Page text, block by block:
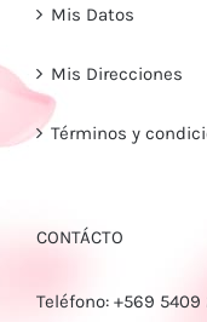
Mis Datos
Mis Direcciones
Términos y
CONTÁCTO
Teléfono: +569 5409